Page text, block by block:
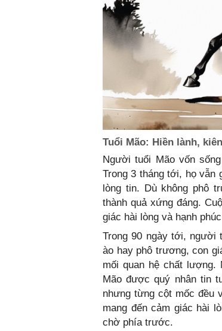
Tuổi Mão: Hiền lành,
Người tuổi Mão vốn
Trong 3 tháng tới, họ vẫn
lòng tin. Dù không phô
thành quả xứng đáng.
giác hài lòng và hạnh
Trong 90 ngày tới, người
ào hay phô trương, con
mối quan hệ chất lượng.
Mão được quý nhân tin
nhưng từng cột mốc đều
mang đến cảm giác hài
chờ phía trước.